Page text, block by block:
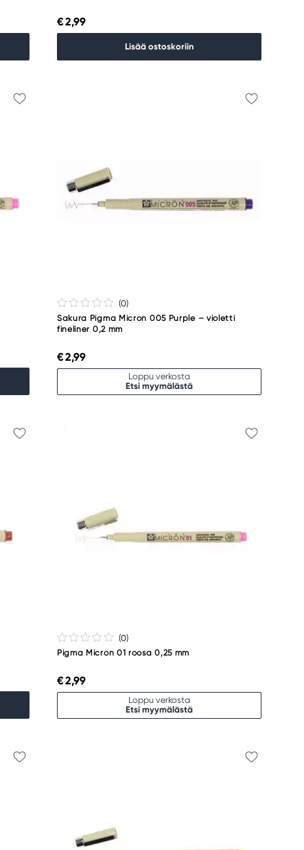
€ 2,99
Lisää ostoskoriin
(0)
Sakura Pigma Micron 005 Purple – violetti
fineliner 0,2 mm
€ 2,99
Loppu verkosta
Etsi myymälästä
(0)
Pigma Micron 01 roosa 0,25 mm
€ 2,99
Loppu verkosta
Etsi myymälästä